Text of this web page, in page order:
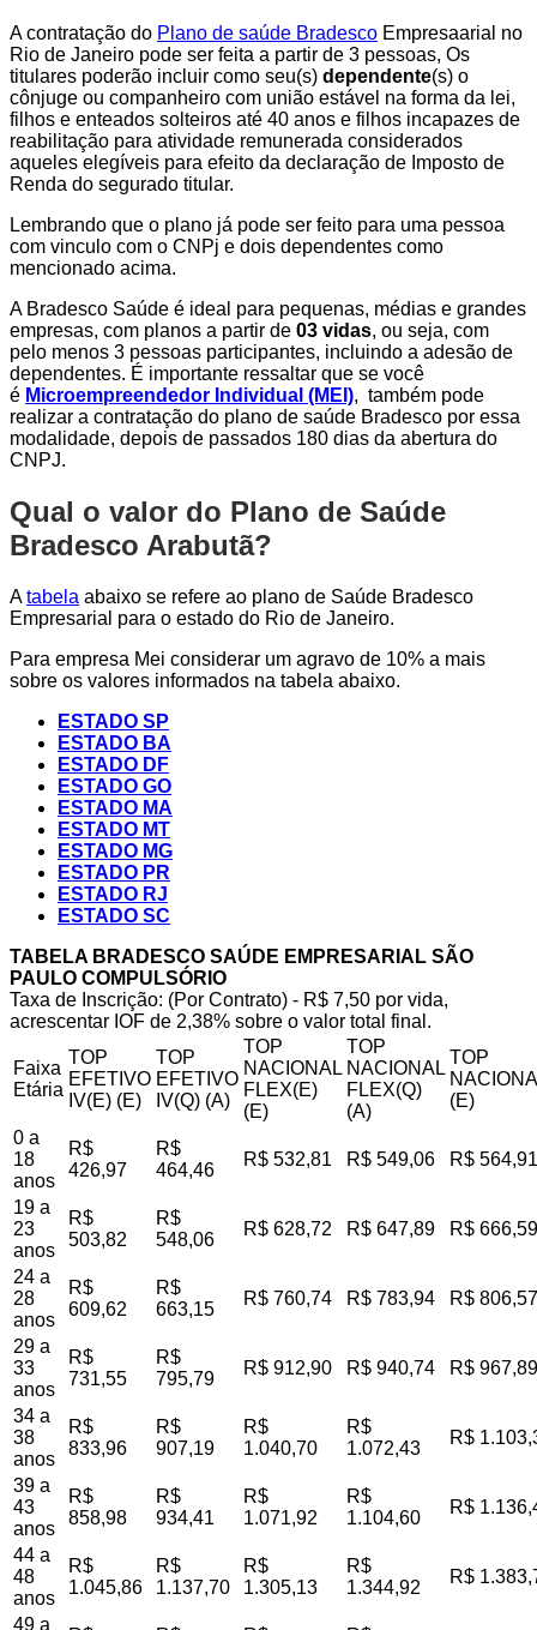
A contratação do Plano de saúde Bradesco Empresaarial no
Rio de Janeiro pode ser feita a partir de 3 pessoas, Os
titulares poderão incluir como seu(s) dependente(s) o
cônjuge ou companheiro com união estável na forma da lei,
filhos e enteados solteiros até 40 anos e filhos incapazes de
reabilitação para atividade remunerada considerados
aqueles elegíveis para efeito da declaração de Imposto de
Renda do segurado titular.
Lembrando que o plano já pode ser feito para uma pessoa
com vinculo com o CNPj e dois dependentes como
mencionado acima.
A Bradesco Saúde é ideal para pequenas, médias e grandes
empresas, com planos a partir de 03 vidas, ou seja, com
pelo menos 3 pessoas participantes, incluindo a adesão de
dependentes. É importante ressaltar que se você
é Microempreendedor Individual (MEI), também pode
realizar a contratação do plano de saúde Bradesco por essa
modalidade, depois de passados 180 dias da abertura do
CNPJ.
Qual o valor do Plano de Saúde
Bradesco Arabutã?
Atabela abaixo se refere ao plano de Saúde Bradesco
Empresarial para o estado do Rio de Janeiro.
Para empresa Mei considerar um agravo de 10% a mais
sobre os valores informados na tabela abaixo.
ESTADO SP
ESTADO BA
ESTADO DF
ESTADO GO
ESTADO MA
ESTADO MT
ESTADO MG
ESTADO PR
ESTADO RJ
ESTADO SC
TABELA BRADESCO SAÚDE EMPRESARIAL SÃO
PAULO COMPULSÓRIO
Taxa de Inscrição: (Por Contrato) - R$ 7,50 por vida,
acrescentar IOF de 2,38% sobre o valor total final.
Faixa
Etária
TOP
EFETIVO
IV(E) (E)
TOP
EFETIVO
IV(Q) (A)
TOP
NACIONAL
FLEX(E)
(E)
TOP
NACIONAL
FLEX(Q)
(A)
TOP
(E)
0 a
18
anos
R$
426,97
R$
464,46
R$ 532,81 R$ 549,06 R$ 564,91
19 a
23
anos
R$
503,82
R$
548,06
R$ 628,72 R$ 647,89 R$ 666,59
24 a
28
anos
R$
609,62
R$
663,15
R$ 760,74 R$ 783,94 R$ 806,57
29 a
33
anos
R$
731,55
R$
795,79
R$ 912,90 R$ 940,74 R$ 967,89
34 a
38
anos
R$
833,96
R$
907,19
R$
1.040,70
R$
1.072,43
R$
39 a
43
anos
R$
858,98
R$
934,41
R$
1.071,92
R$
1.104,60
R$
44 a
48
anos
R$
1.045,86
R$
1.137,70
R$
1.305,13
R$
1.344,92
R$
49 a